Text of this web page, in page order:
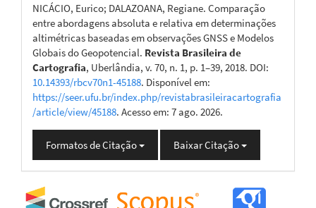
NICÁCIO, Eurico; DALAZOANA, Regiane. Comparação
entre abordagens absoluta e relativa em determinações
altimétricas baseadas em observações GNSS e Modelos
Globais do Geopotencial. Revista Brasileira de
Cartografia, Uberlândia, v. 70, n. 1, p. 1–39, 2018. DOI:
10.14393/rbcv70n1-45188. Disponível em:
https://seer.ufu.br/index.php/revistabrasileiracartografia
/article/view/45188. Acesso em: 7 ago. 2026.
Formatos de Citação Baixar Citação